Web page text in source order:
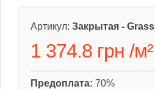
Артикул: Закрытая - Grass
1 374.8 грн /м²
Предоплата: 70%